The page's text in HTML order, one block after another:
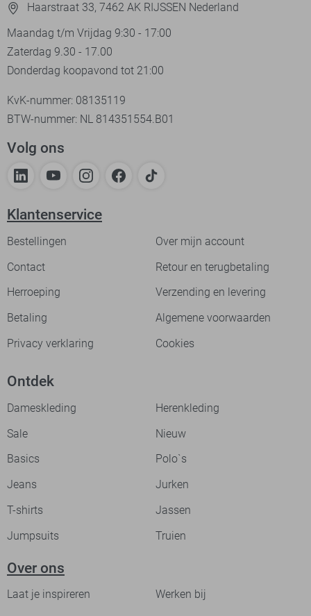
Haarstraat 33, 7462 AK RIJSSEN Nederland
Maandag t/m Vrijdag 9:30 - 17:00
Zaterdag 9.30 - 17.00
Donderdag koopavond tot 21:00
KvK-nummer: 08135119
BTW-nummer: NL 814351554.B01
Volg ons
Klantenservice
Bestellingen
Over mijn account
Contact
Retour en terugbetaling
Herroeping
Verzending en levering
Betaling
Algemene voorwaarden
Privacy verklaring
Cookies
Ontdek
Dameskleding
Herenkleding
Sale
Nieuw
Basics
Polo`s
Jeans
Jurken
T-shirts
Jassen
Jumpsuits
Truien
Over ons
Laat je inspireren Werken bij